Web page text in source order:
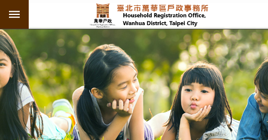
跳到主要內容區塊